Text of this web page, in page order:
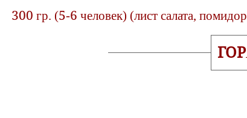
300 гр. (5-6 человек) (лист салата,